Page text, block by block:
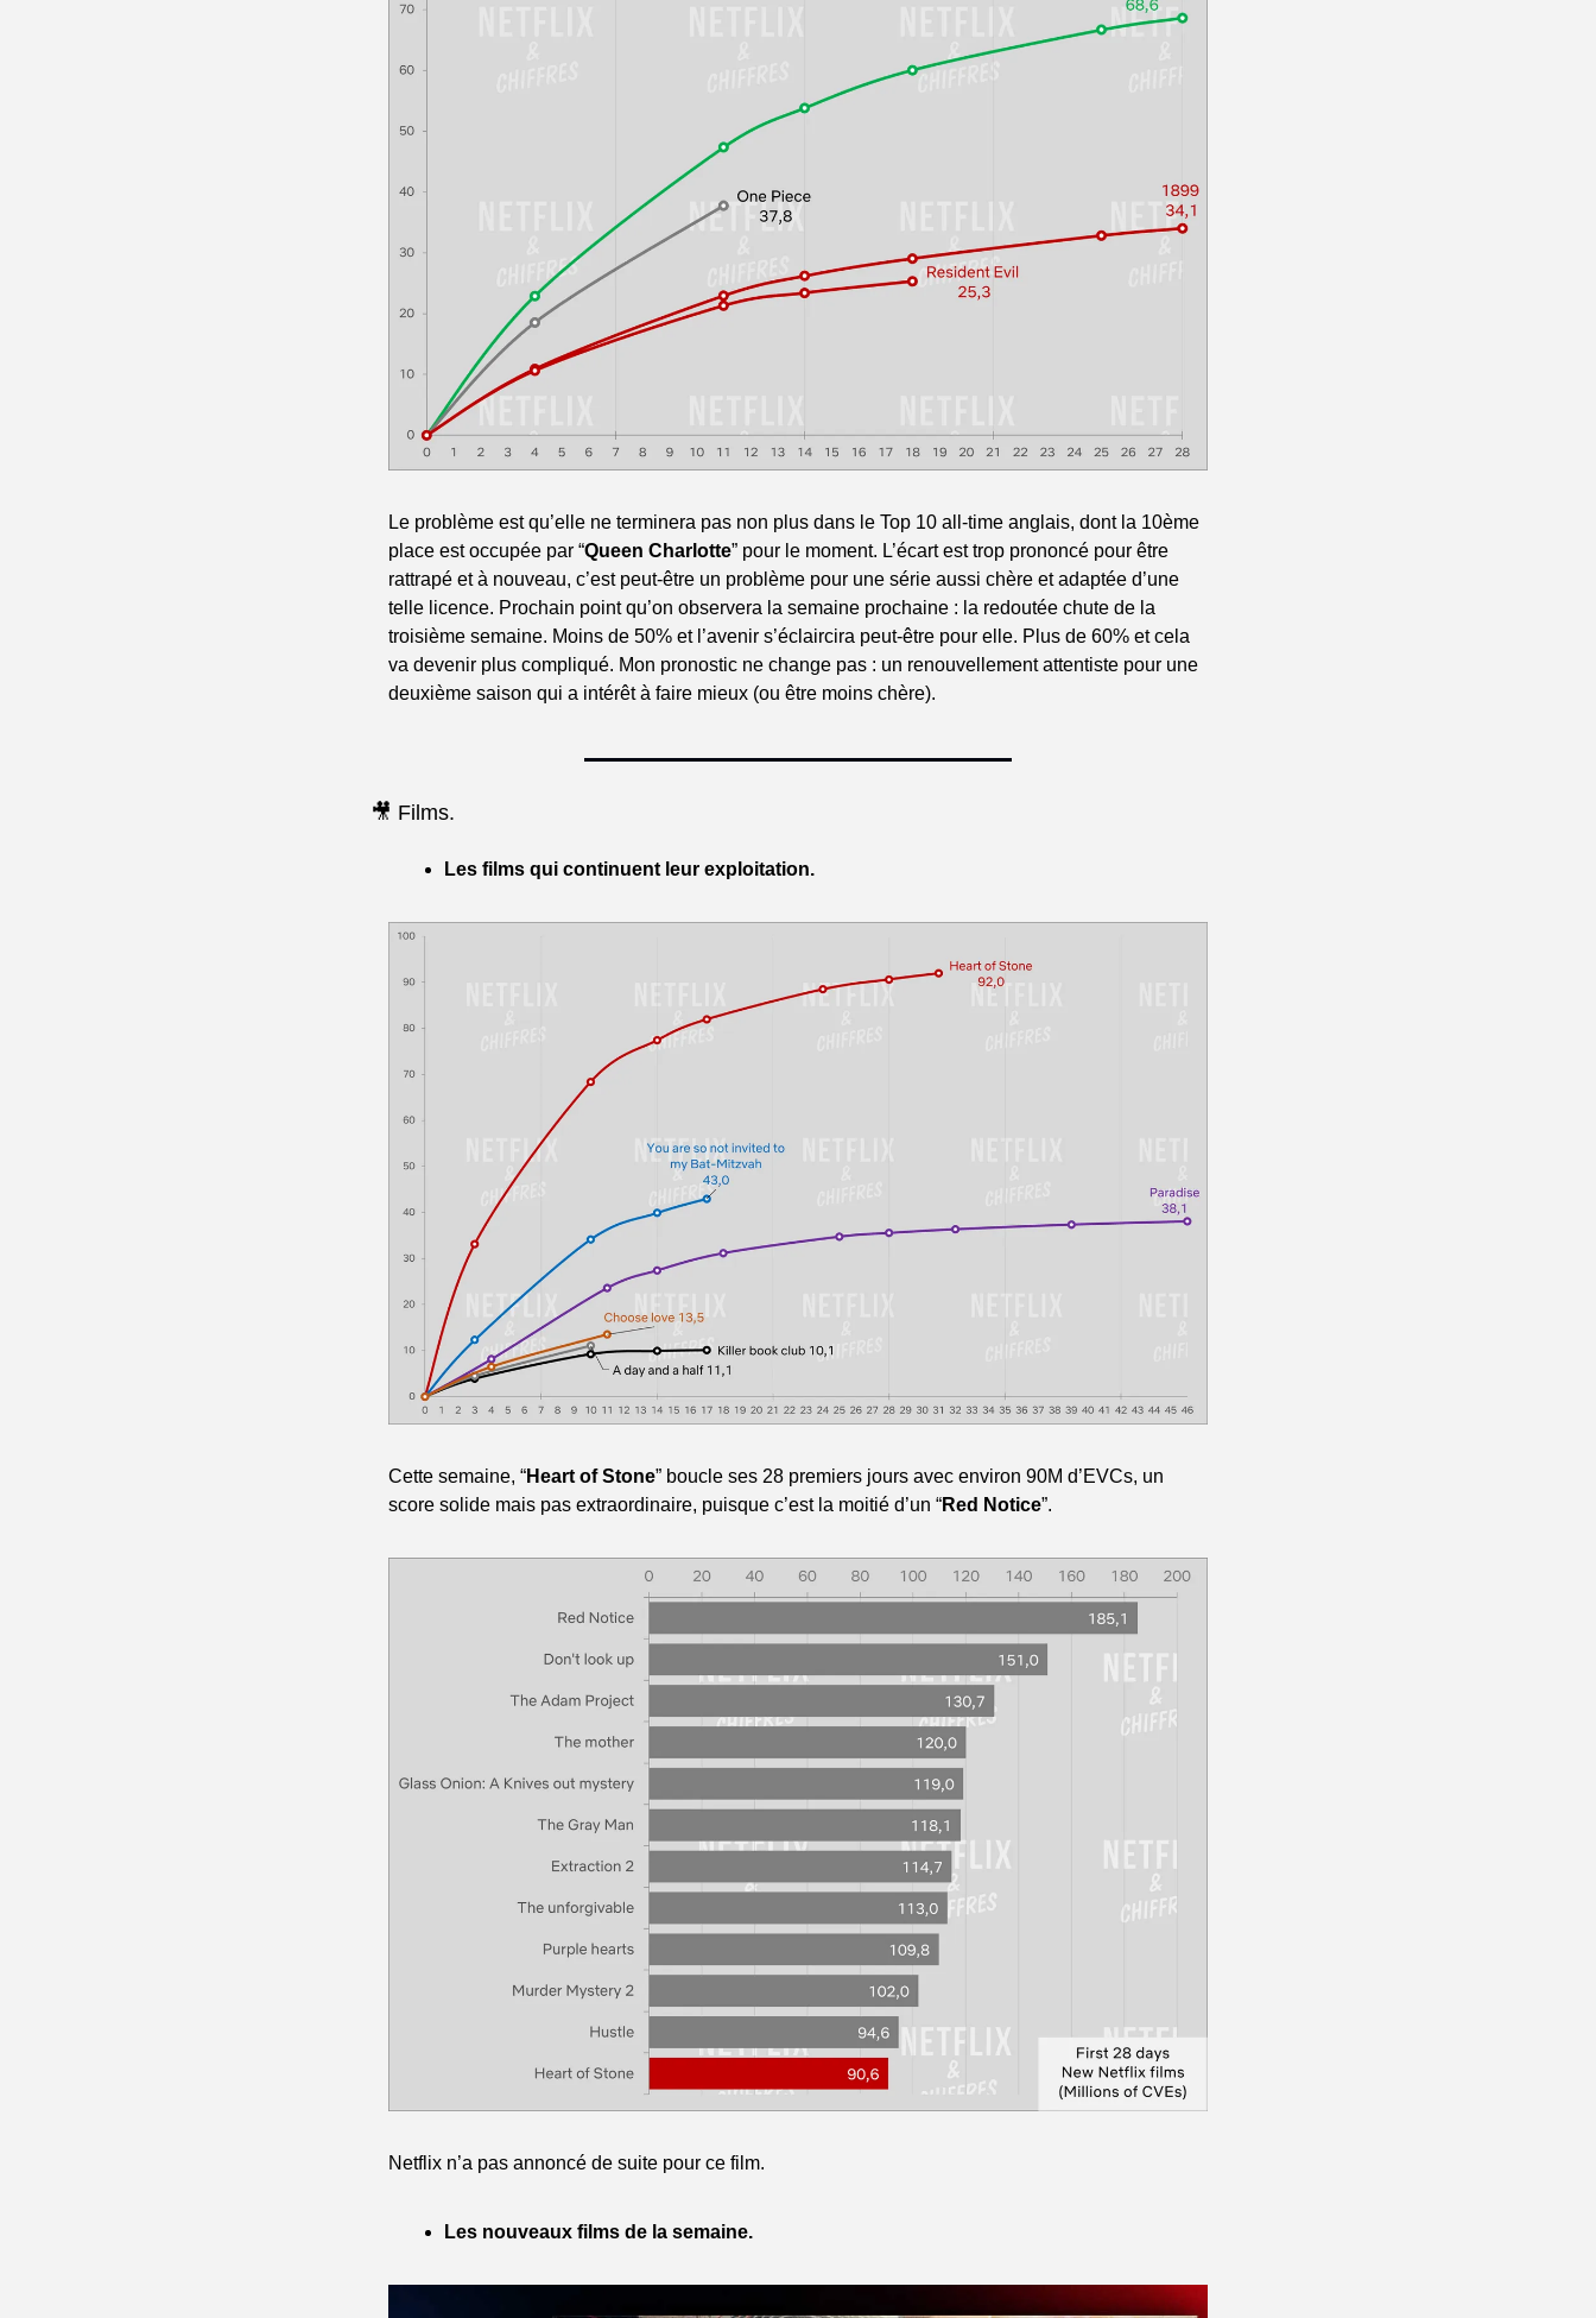
Le problème est qu’elle ne terminera pas non plus dans le Top 10 all-time anglais, dont la 10ème
place est occupée par “Queen Charlotte” pour le moment. L’écart est trop prononcé pour être
rattrapé et à nouveau, c’est peut-être un problème pour une série aussi chère et adaptée d’une
telle licence. Prochain point qu’on observera la semaine prochaine : la redoutée chute de la
troisième semaine. Moins de 50% et l’avenir s’éclaircira peut-être pour elle. Plus de 60% et cela
va devenir plus compliqué. Mon pronostic ne change pas : un renouvellement attentiste pour une
deuxième saison qui a intérêt à faire mieux (ou être moins chère).
🎥 Films.
Les films qui continuent leur exploitation.
Cette semaine, “Heart of Stone” boucle ses 28 premiers jours avec environ 90M d’EVCs, un
score solide mais pas extraordinaire, puisque c’est la moitié d’un “Red Notice”.
Netflix n’a pas annoncé de suite pour ce film.
Les nouveaux films de la semaine.